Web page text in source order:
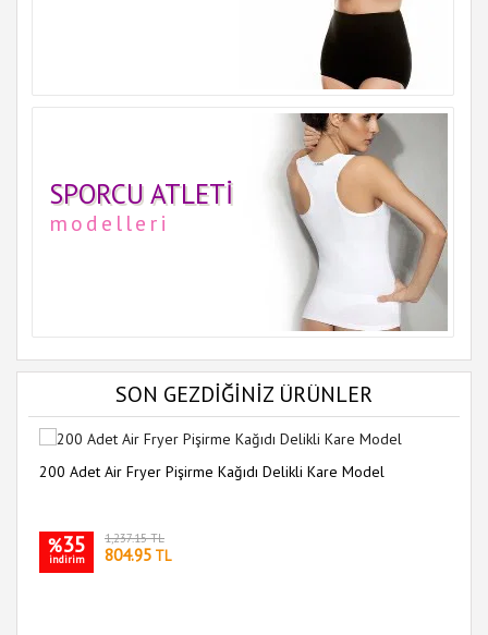
SPORCU ATLETI
modelleri
SON GEZDİĞİNİZ ÜRÜNLER
200 Adet Air Fryer Pişirme Kağıdı Delikli Kare Model
%35
indirim
1,237.15 TL
804.95 TL